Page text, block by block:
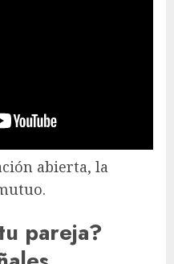
abierta, la
pareja?